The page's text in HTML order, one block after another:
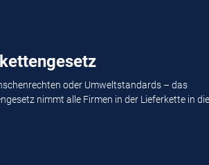
oder Umweltstandards – das
nimmt alle Firmen in der Lieferkette in die